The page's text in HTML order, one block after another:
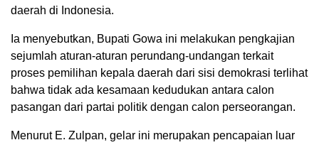
daerah di Indonesia.
Ia menyebutkan, Bupati Gowa ini melakukan pengkajian
sejumlah aturan-aturan perundang-undangan terkait
proses pemilihan kepala daerah dari sisi demokrasi terlihat
bahwa tidak ada kesamaan kedudukan antara calon
pasangan dari partai politik dengan calon perseorangan.
Menurut E. Zulpan, gelar ini merupakan pencapaian luar